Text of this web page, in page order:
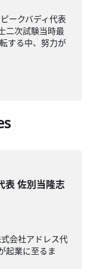
ークバディ代表
二次試験当時最
する中、努力が
表 佐別当隆志
会社アドレス代
起業に至るま